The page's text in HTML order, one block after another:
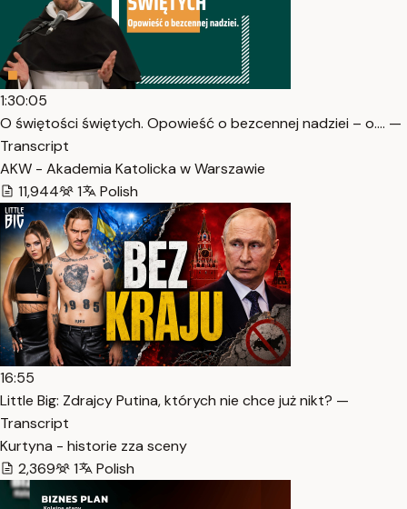
1:30:05
O świętości świętych. Opowieść o bezcennej nadziei – o.… —
Transcript
AKW - Akademia Katolicka w Warszawie
11,944
1 Polish
16:55
Little Big: Zdrajcy Putina, których nie chce już nikt? —
Transcript
Kurtyna - historie zza sceny
2,369
1 Polish